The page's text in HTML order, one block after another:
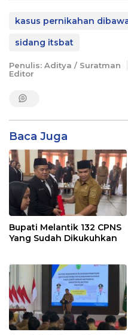
kasus pernikahan
sidang itsbat
Penulis: Aditya / Suratman
Editor
Baca Juga
Bupati Melantik 132 CPNS
Yang Sudah Dikukuhkan